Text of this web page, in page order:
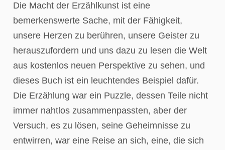
Die Macht der Erzählkunst ist eine
bemerkenswerte Sache, mit der Fähigkeit,
unsere Herzen zu berühren, unsere Geister zu
herauszufordern und uns dazu zu lesen die Welt
aus kostenlos neuen Perspektive zu sehen, und
dieses Buch ist ein leuchtendes Beispiel dafür.
Die Erzählung war ein Puzzle, dessen Teile nicht
immer nahtlos zusammenpassten, aber der
Versuch, es zu lösen, seine Geheimnisse zu
entwirren, war eine Reise an sich, eine, die sich